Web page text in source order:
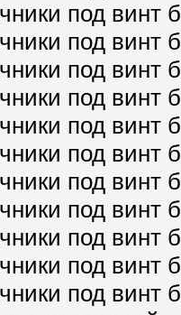
под винт
под винт
под винт
под винт
под винт
под винт
под винт
под винт
под винт
под винт
под винт